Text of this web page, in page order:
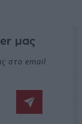
μας
στο email